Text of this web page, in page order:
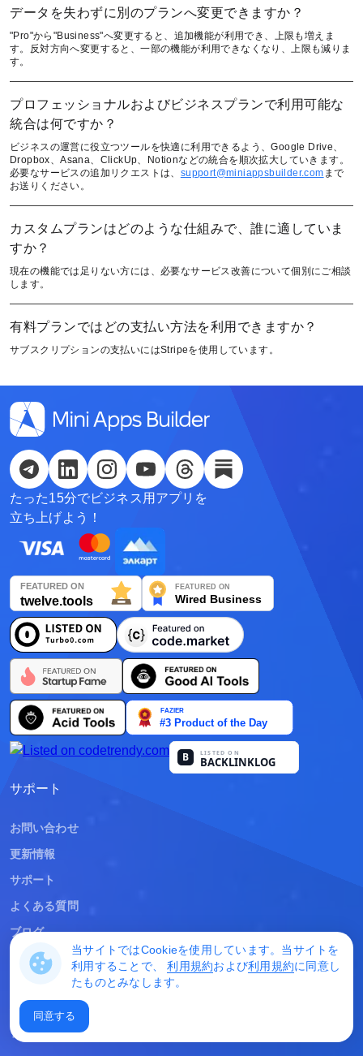
データを失わずに別のプランへ変更できますか？
"Pro"から"Business"へ変更すると、追加機能が利用でき、上限も増えま
す。反対方向へ変更すると、一部の機能が利用できなくなり、上限も減りま
す。
プロフェッショナルおよびビジネスプランで利用可能な
統合は何ですか？
ビジネスの運営に役立つツールを快適に利用できるよう、Google Drive、
Dropbox、Asana、ClickUp、Notionなどの統合を順次拡大していきます。
必要なサービスの追加リクエストは、 support@miniappsbuilder.com まで
お送りください。
カスタムプランはどのような仕組みで、誰に適していま
すか？
現在の機能では足りない方には、必要なサービス改善について個別にご相談
します。
有料プランではどの支払い方法を利用できますか？
サブスクリプションの支払いにはStripeを使用しています。
たった15分でビジネス用アプリを
立ち上げよう！
サポート
お問い合わせ
更新情報
サポート
よくある質問
ブログ
法的情報
利用規約
プライバシーポリシー
Кыргызча
Русский
Қазақша
О'zbek
Español
Українська
한국어
Français
Nederlands
Português
Polski
हिन्दी
Bahasa Indonesia
العربية
Srpski
اردو
ខ្មែរ
አማርኛ
فارسی
当サイトではCookieを使用しています。当サイトを
利用することで、
利用規約および利用規約に同意し
たものとみなします。
同意する